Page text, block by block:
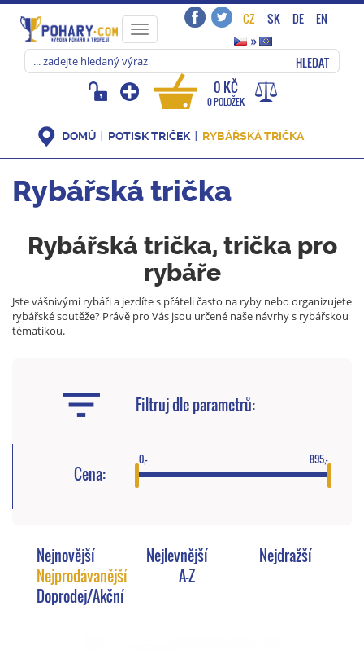
Toggle
navigation
CZ SK DE
EN
»
HLEDAT
0 KČ
0 POLOŽEK
DOMŮ POTISK TRIČEK RYBÁŘSKÁ TRIČKA
Rybářská trička
Rybářská trička, trička pro
rybáře
Jste vášnivými rybáři a jezdíte s přáteli často na ryby nebo organizujete
rybářské soutěže? Právě pro Vás jsou určené naše návrhy s rybářskou
tématikou.
Filtruj dle parametrů:
Cena:
0,- 895,-
Nejnovější Nejlevnější
Nejdražší
Nejprodávanější
A-Z
Doprodej/Akční